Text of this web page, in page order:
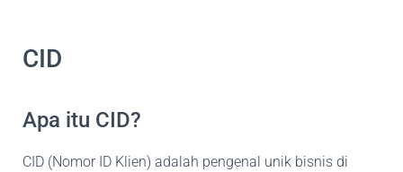
CID
Apa itu CID?
CID (Nomor ID Klien) adalah pengenal unik bisnis di